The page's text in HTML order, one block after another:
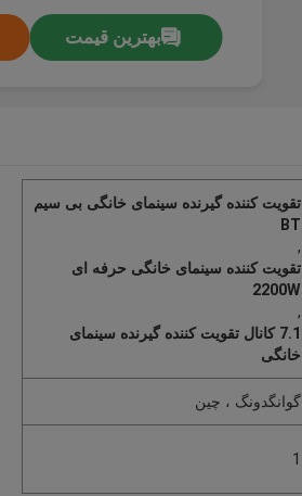
بهترین قیمت
تقویت کننده گیرنده سینمای خانگی بی سیم
BT
,
تقویت کننده سینمای خانگی حرفه ای
2200W
,
7.1 کانال تقویت کننده گیرنده سینمای
خانگی
گوانگدونگ ، چین
1